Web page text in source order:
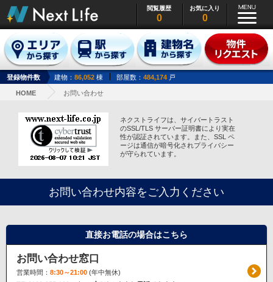
閲覧履歴
0
お気に入り
0
登録物件数 建物： 86,052 棟 部屋数： 484,174 戸
HOME お問い合わせ
ネクストライフは、サイバートラスト
のSSL/TLS サーバー証明書により実在
性が認証されています。また、SSL ペ
ージは通信が暗号化されプライバシー
が守られています。
お問い合わせ内容をご入力ください
直接お電話の場合はこちら
お問い合わせ窓口
営業時間： 8:30～21:00(年中無休)